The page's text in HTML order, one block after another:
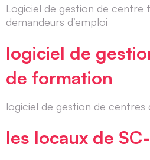
Logiciel de gestion de centre
demandeurs d’emploi
logiciel de
de formation
logiciel de gestion de
les locaux de